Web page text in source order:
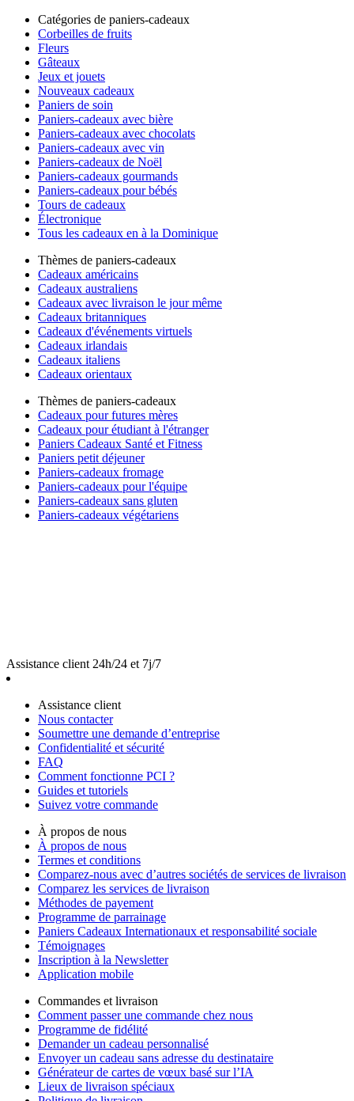
Catégories de paniers-cadeaux
Corbeilles de fruits
Fleurs
Gâteaux
Jeux et jouets
Nouveaux cadeaux
Paniers de soin
Paniers-cadeaux avec bière
Paniers-cadeaux avec chocolats
Paniers-cadeaux avec vin
Paniers-cadeaux de Noël
Paniers-cadeaux gourmands
Paniers-cadeaux pour bébés
Tours de cadeaux
Électronique
Tous les cadeaux en à la Dominique
Thèmes de paniers-cadeaux
Cadeaux américains
Cadeaux australiens
Cadeaux avec livraison le jour même
Cadeaux britanniques
Cadeaux d'événements virtuels
Cadeaux irlandais
Cadeaux italiens
Cadeaux orientaux
Thèmes de paniers-cadeaux
Cadeaux pour futures mères
Cadeaux pour étudiant à l'étranger
Paniers Cadeaux Santé et Fitness
Paniers petit déjeuner
Paniers-cadeaux fromage
Paniers-cadeaux pour l'équipe
Paniers-cadeaux sans gluten
Paniers-cadeaux végétariens
Assistance client 24h/24 et 7j/7
Assistance client
Nous contacter
Soumettre une demande d’entreprise
Confidentialité et sécurité
FAQ
Comment fonctionne PCI ?
Guides et tutoriels
Suivez votre commande
À propos de nous
À propos de nous
Termes et conditions
Comparez-nous avec d’autres sociétés de services de livraison
Comparez les services de livraison
Méthodes de payement
Programme de parrainage
Paniers Cadeaux Internationaux et responsabilité sociale
Témoignages
Inscription à la Newsletter
Application mobile
Commandes et livraison
Comment passer une commande chez nous
Programme de fidélité
Demander un cadeau personnalisé
Envoyer un cadeau sans adresse du destinataire
Générateur de cartes de vœux basé sur l’IA
Lieux de livraison spéciaux